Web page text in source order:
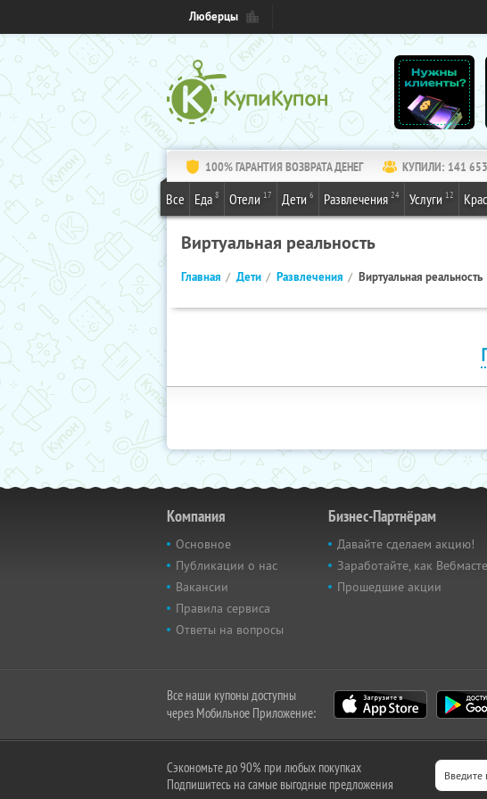
Люберцы
100% ГАРАНТИЯ ВОЗВРАТА ДЕНЕГ КУПИЛИ: 141
Все Еда 8 Отели 17 Дети 6 Развлечения 24 Услуги 12
Виртуальная реальность
Главная Дети Развлечения Виртуальная реальность
Компания
Основное
Публикации о нас
Вакансии
Правила сервиса
Ответы на вопросы
Бизнес-Партнёрам
Давайте сделаем акцию!
Заработайте, как
Прошедшие акции
Все наши купоны доступны
через Мобильное Приложение:
Сэкономьте до 90% при любых покупках
Подпишитесь на самые выгодные предложения